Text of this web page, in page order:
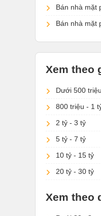
Bán nhà mặt
Bán nhà mặt
Xem theo
Dưới 500 triệu
800 triệu - 1
2 tỷ - 3 tỷ
5 tỷ - 7 tỷ
10 tỷ - 15 tỷ
20 tỷ - 30 tỷ
Xem theo